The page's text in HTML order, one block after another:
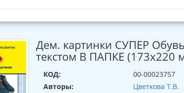
Дем. картинки СУПЕР
текстом В ПАПКЕ (173х220
КОД:
00-00023757
Авторы:
Цветкова Т.В.